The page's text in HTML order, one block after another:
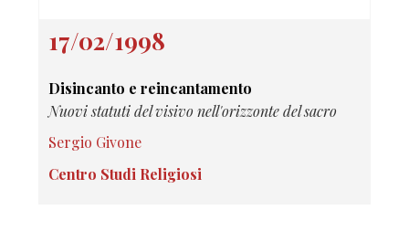
17/02/1998
Disincanto e reincantamento
Nuovi statuti del visivo nell'orizzonte del sacro
Sergio Givone
Centro Studi Religiosi